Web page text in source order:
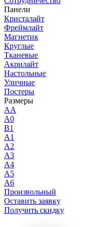
Панели
Кристалайт
Фреймлайт
Магнетик
Круглые
Тканевые
Акрилайт
Настольные
Уличные
Постеры
Размеры
AA
A0
B1
A1
A2
A3
A4
A5
A6
Произвольный
Оставить заявку
Получить скидку